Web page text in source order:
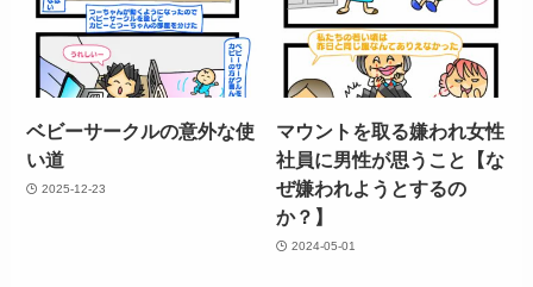
ベビーサークルの意外な使
い道
2025-12-23
マウントを取る嫌われ女性
社員に男性が思うこと【な
ぜ嫌われようとするの
か？】
2024-05-01